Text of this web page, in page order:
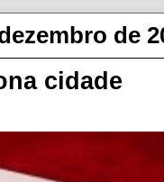
de
cidade